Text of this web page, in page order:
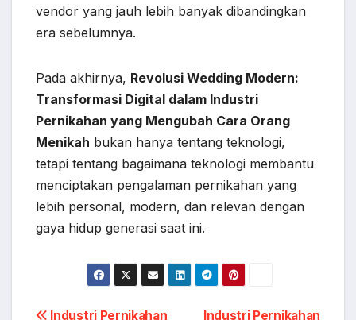
vendor yang jauh lebih banyak dibandingkan
era sebelumnya.
Pada akhirnya, Revolusi Wedding Modern:
Transformasi Digital dalam Industri
Pernikahan yang Mengubah Cara Orang
Menikah bukan hanya tentang teknologi,
tetapi tentang bagaimana teknologi membantu
menciptakan pengalaman pernikahan yang
lebih personal, modern, dan relevan dengan
gaya hidup generasi saat ini.
Industri Pernikahan
Industri Pernikahan